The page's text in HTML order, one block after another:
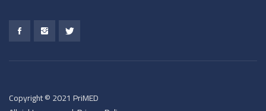
Copyright © 2021 PriMED